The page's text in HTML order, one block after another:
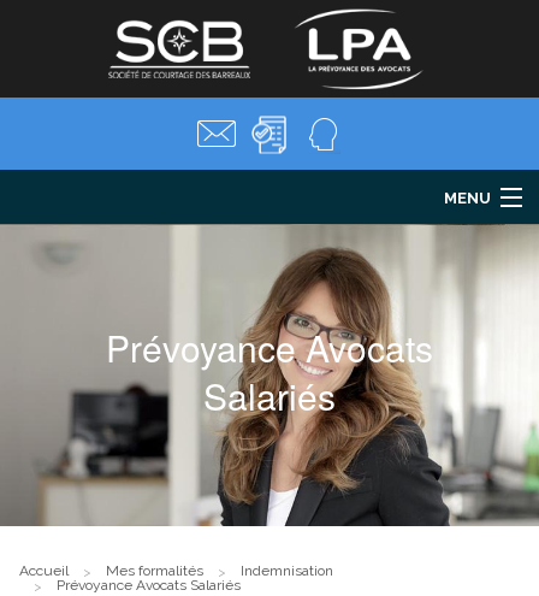
MENU
Mes formalités
Salariés
Actualités
Prévoyance Avocats
Salariés
Accueil Mes formalités
Indemnisation
Prévoyance Avocats Salariés